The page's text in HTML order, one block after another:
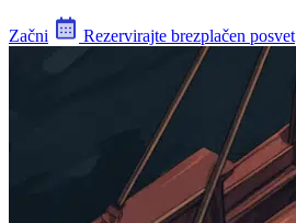
Začni Rezervirajte brezplačen posvet